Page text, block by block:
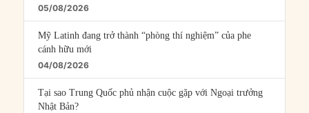
05/08/2026
Mỹ Latinh đang trở thành “phòng thí nghiệm” của phe
cánh hữu mới
04/08/2026
Tại sao Trung Quốc phủ nhận cuộc gặp với Ngoại trưởng
Nhật Bản?